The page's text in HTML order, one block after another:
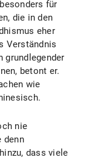
für
die in den
eher
Verständnis
grundlegender
betont er.
wie
nie
denn
dass viele